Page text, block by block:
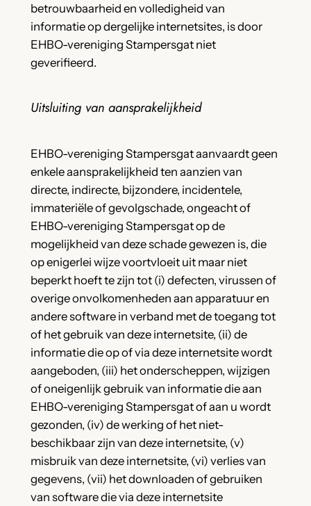
betrouwbaarheid en volledigheid van
informatie op dergelijke internetsites, is door
EHBO-vereniging Stampersgat niet
geverifieerd.
Uitsluiting van aansprakelijkheid
EHBO-vereniging Stampersgat aanvaardt geen
enkele aansprakelijkheid ten aanzien van
directe, indirecte, bijzondere, incidentele,
immateriële of gevolgschade, ongeacht of
EHBO-vereniging Stampersgat op de
mogelijkheid van deze schade gewezen is, die
op enigerlei wijze voortvloeit uit maar niet
beperkt hoeft te zijn tot (i) defecten, virussen of
overige onvolkomenheden aan apparatuur en
andere software in verband met de toegang tot
of het gebruik van deze internetsite, (ii) de
informatie die op of via deze internetsite wordt
aangeboden, (iii) het onderscheppen, wijzigen
of oneigenlijk gebruik van informatie die aan
EHBO-vereniging Stampersgat of aan u wordt
gezonden, (iv) de werking of het niet-
beschikbaar zijn van deze internetsite, (v)
misbruik van deze internetsite, (vi) verlies van
gegevens, (vii) het downloaden of gebruiken
van software die via deze internetsite